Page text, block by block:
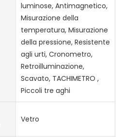
luminose, Antimagnetico,
Misurazione della
temperatura, Misurazione
della pressione, Resistente
agli urti, Cronometro,
Retroilluminazione,
Scavato, TACHIMETRO ,
Piccoli tre aghi
Vetro